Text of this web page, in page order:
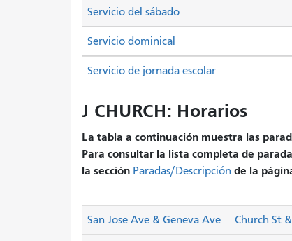
Servicio del sábado
Servicio dominical
Servicio de jornada escolar
J CHURCH: Horarios
La tabla a continuación muestra las
Para consultar la lista completa de
la sección Paradas/Descripción de la
San Jose Ave & Geneva Ave Church St